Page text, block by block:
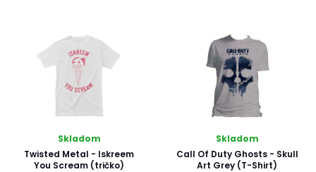
Skladom
Twisted Metal - Iskreem
You Scream (tričko)
Skladom
Call Of Duty Ghosts - Skull
Art Grey (T-Shirt)